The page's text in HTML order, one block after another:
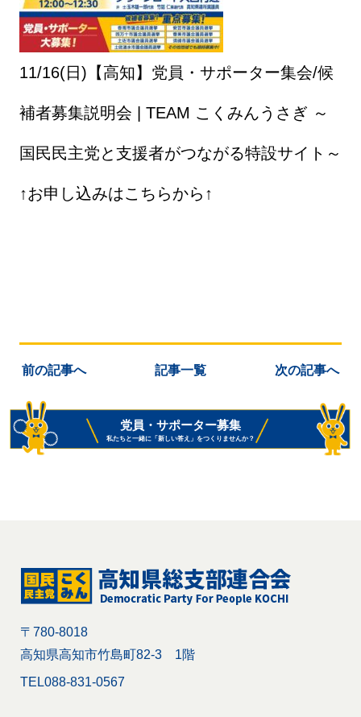
11/16(日)【高知】党員・サポーター集会/候
補者募集説明会 | TEAM こくみんうさぎ ～
国民民主党と支援者がつながる特設サイト～
↑お申し込みはこちらから↑
前の記事へ 記事一覧 次の記事へ
党員・サポーター募集
私たちと一緒に「新しい答え」をつくりませんか？
〒780-8018
高知県高知市竹島町82-3 1階
TEL088-831-0567